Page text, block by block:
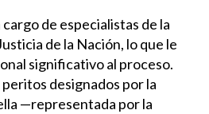
de especialistas de la
de la Nación, lo que le
significativo al proceso.
designados por la
—representada por la